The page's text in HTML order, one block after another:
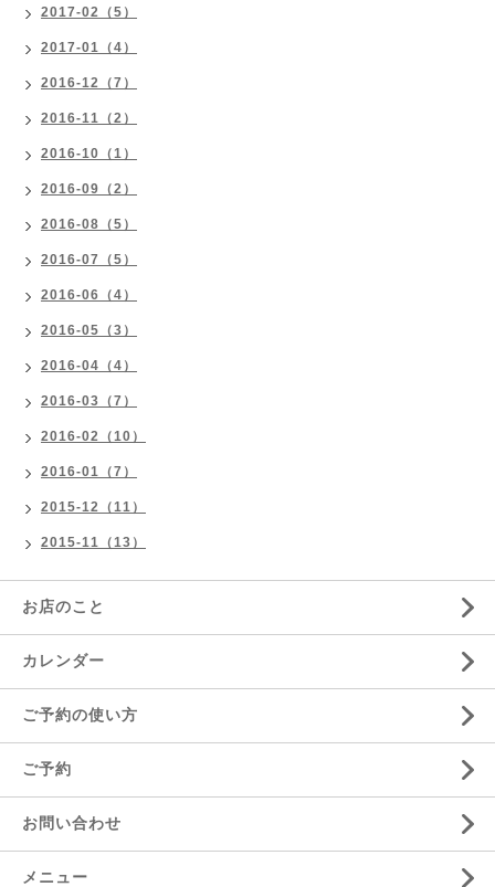
2017-02（5）
2017-01（4）
2016-12（7）
2016-11（2）
2016-10（1）
2016-09（2）
2016-08（5）
2016-07（5）
2016-06（4）
2016-05（3）
2016-04（4）
2016-03（7）
2016-02（10）
2016-01（7）
2015-12（11）
2015-11（13）
お店のこと
カレンダー
ご予約の使い方
ご予約
お問い合わせ
メニュー